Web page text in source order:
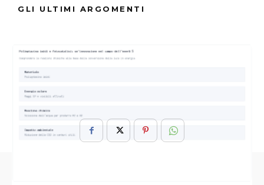
ARGOMENTI :
GLI ULTIMI ARGOMENTI